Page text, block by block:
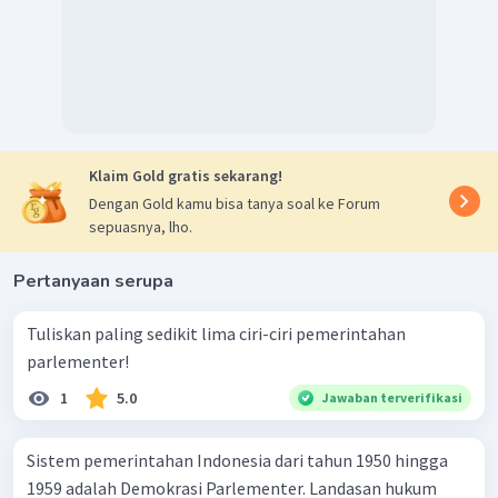
Klaim Gold gratis sekarang!
Dengan Gold kamu bisa tanya soal ke Forum
sepuasnya, lho.
Pertanyaan serupa
Tuliskan paling sedikit lima ciri-ciri pemerintahan
parlementer!
1 5.0 Jawaban terverifikasi
Sistem pemerintahan Indonesia dari tahun 1950 hingga
1959 adalah Demokrasi Parlementer. Landasan hukum